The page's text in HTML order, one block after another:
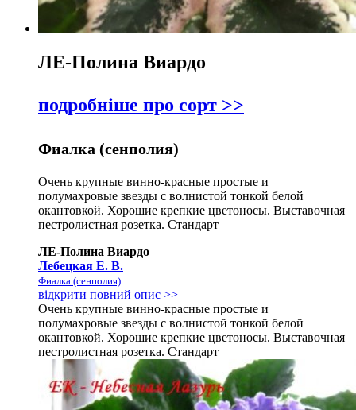
ЛЕ-Полина Виардо
подробніше про сорт >>
Фиалка (сенполия)
Очень крупные винно-красные простые и
полумахровые звезды с волнистой тонкой белой
окантовкой. Хорошие крепкие цветоносы. Выставочная
пестролистная розетка. Стандарт
ЛЕ-Полина Виардо
Лебецкая Е. В.
Фиалка (сенполия)
відкрити повний опис >>
Очень крупные винно-красные простые и
полумахровые звезды с волнистой тонкой белой
окантовкой. Хорошие крепкие цветоносы. Выставочная
пестролистная розетка. Стандарт